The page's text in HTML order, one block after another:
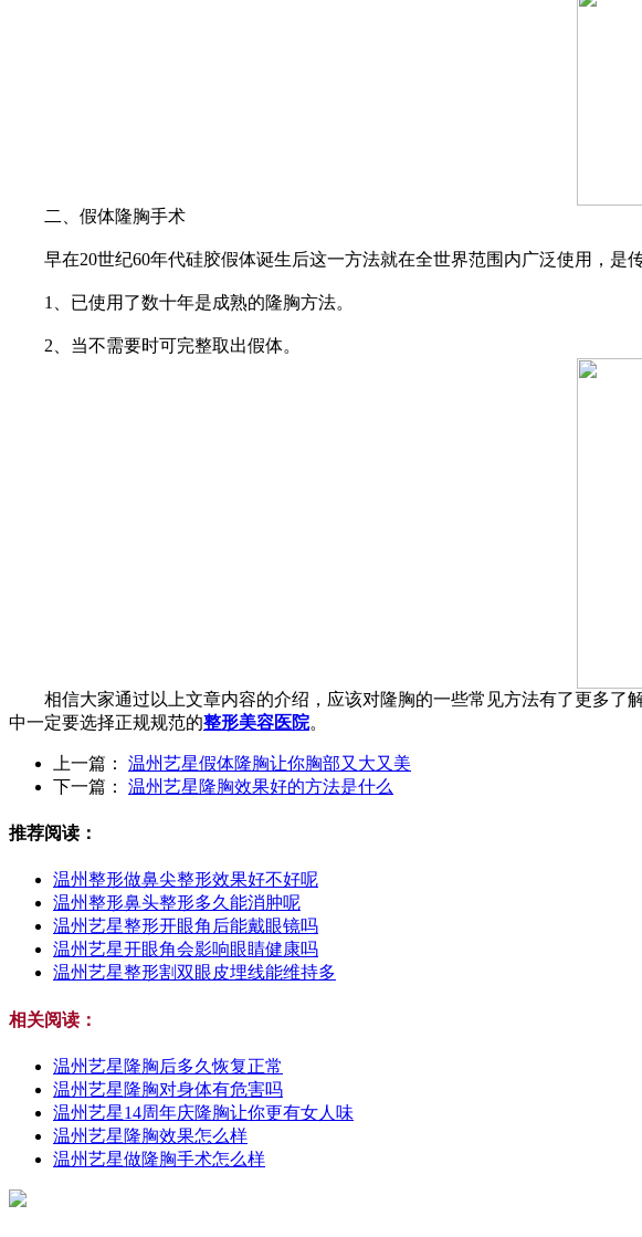
二、假体隆胸手术
早在20世纪60年代硅胶假体诞生后这一方法就在全世界范围内广泛使用，是
1、已使用了数十年是成熟的隆胸方法。
2、当不需要时可完整取出假体。
相信大家通过以上文章内容的介绍，应该对隆胸的一些常见方法有了更多了
中一定要选择正规规范的整形美容医院。
上一篇：
温州艺星假体隆胸让你胸部又大又美
下一篇：
温州艺星隆胸效果好的方法是什么
推荐阅读：
温州整形做鼻尖整形效果好不好呢
温州整形鼻头整形多久能消肿呢
温州艺星整形开眼角后能戴眼镜吗
温州艺星开眼角会影响眼睛健康吗
温州艺星整形割双眼皮埋线能维持多
相关阅读：
温州艺星隆胸后多久恢复正常
温州艺星隆胸对身体有危害吗
温州艺星14周年庆隆胸让你更有女人味
温州艺星隆胸效果怎么样
温州艺星做隆胸手术怎么样